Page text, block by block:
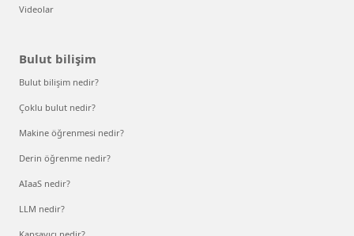
Videolar
Bulut bilişim
Bulut bilişim nedir?
Çoklu bulut nedir?
Makine öğrenmesi nedir?
Derin öğrenme nedir?
AIaaS nedir?
LLM nedir?